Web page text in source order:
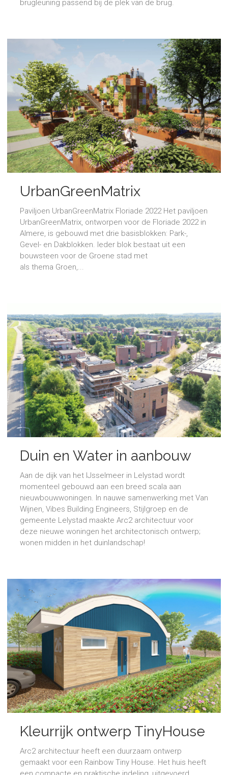
brugleuning passend bij de plek van de brug.
UrbanGreenMatrix
Paviljoen UrbanGreenMatrix Floriade 2022 Het paviljoen
UrbanGreenMatrix, ontworpen voor de Floriade 2022 in
Almere, is gebouwd met drie basisblokken: Park-,
Gevel- en Dakblokken. Ieder blok bestaat uit een
bouwsteen voor de Groene stad met
als thema Groen,...
Duin en Water in aanbouw
Aan de dijk van het IJsselmeer in Lelystad wordt
momenteel gebouwd aan een breed scala aan
nieuwbouwwoningen. In nauwe samenwerking met Van
Wijnen, Vibes Building Engineers, Stijlgroep en de
gemeente Lelystad maakte Arc2 architectuur voor
deze nieuwe woningen het architectonisch ontwerp;
wonen midden in het duinlandschap!
Kleurrijk ontwerp TinyHouse
Arc2 architectuur heeft een duurzaam ontwerp
gemaakt voor een Rainbow Tiny House. Het huis heeft